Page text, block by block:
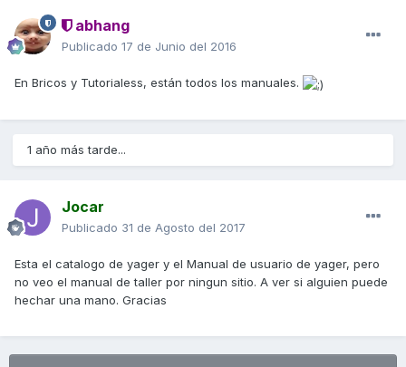
abhang
Publicado 17 de Junio del 2016
En Bricos y Tutorialess, están todos los manuales.
1 año más tarde...
Jocar
Publicado 31 de Agosto del 2017
Esta el catalogo de yager y el Manual de usuario de yager, pero
no veo el manual de taller por ningun sitio. A ver si alguien puede
hechar una mano. Gracias